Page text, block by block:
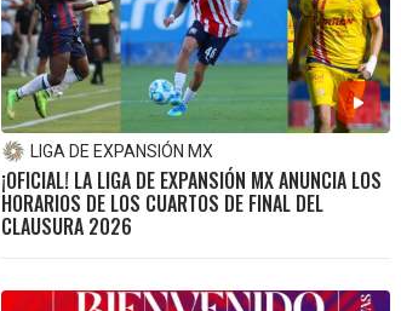
LIGA DE EXPANSIÓN MX
¡OFICIAL! LA LIGA DE EXPANSIÓN MX ANUNCIA LOS
HORARIOS DE LOS CUARTOS DE FINAL DEL
CLAUSURA 2026